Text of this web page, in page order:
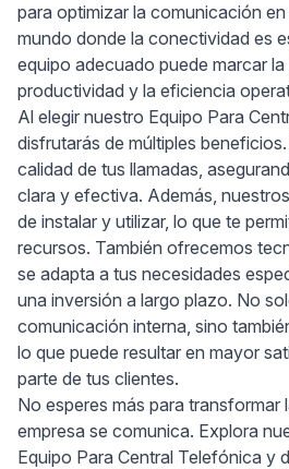
para optimizar la comunicación
mundo donde la conectividad es
equipo adecuado puede marcar
productividad y la eficiencia
Al elegir nuestro Equipo Para
disfrutarás de múltiples
calidad de tus llamadas,
clara y efectiva. Además,
de instalar y utilizar, lo que te
recursos. También ofrecemos
se adapta a tus necesidades
una inversión a largo plazo. No
comunicación interna, sino
lo que puede resultar en mayor
parte de tus clientes.
No esperes más para transformar
empresa se comunica. Explora
Equipo Para Central Telefónica y